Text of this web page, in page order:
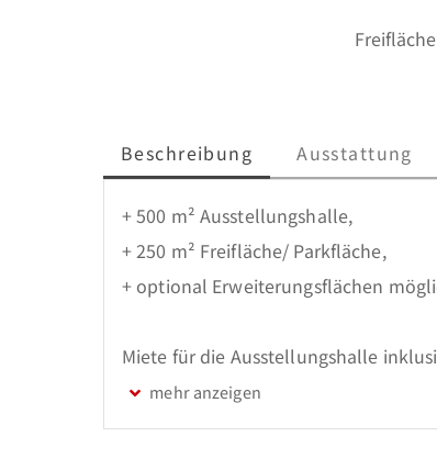
Beschreibung Ausstattung
+ 500 m² Ausstellungshalle,
+ 250 m² Freifläche/ Parkfläche,
+ optional Erweiterungsflächen
Miete für die Ausstellungshalle
4.200,- EUR zzgl. USt..